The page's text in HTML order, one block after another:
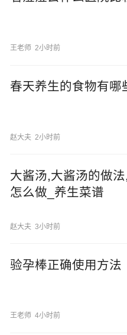
王老师 2小时前
春天养生的食物有哪
赵大夫 2小时前
大酱汤,大酱汤的做
怎么做_养生菜谱
赵大夫 3小时前
验孕棒正确使用方法
王老师 4小时前